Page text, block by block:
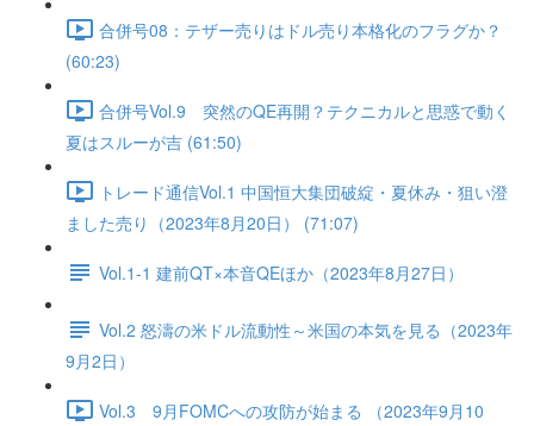
合併号08：テザー売りはドル売り本格化のフラグか？
(60:23)
合併号Vol.9 突然のQE再開？テクニカルと思惑で動く
夏はスルーが吉 (61:50)
トレード通信Vol.1 中国恒⼤集団破綻・夏休み・狙い澄
ました売り（2023年8月20日） (71:07)
Vol.1-1 建前QT×本音QEほか（2023年8月27日）
Vol.2 怒濤の米ドル流動性～米国の本気を見る（2023年
9月2日）
Vol.3 9月FOMCへの攻防が始まる （2023年9月10